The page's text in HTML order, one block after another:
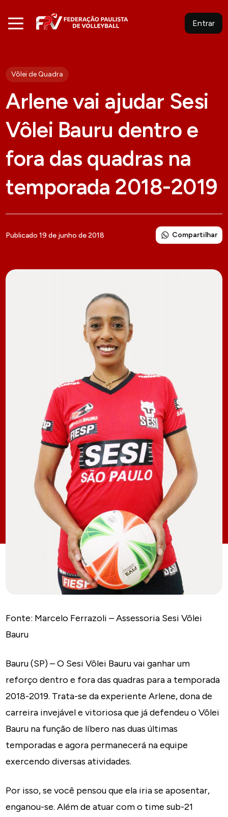
Entrar
Vôlei de Quadra
Arlene vai ajudar Sesi
Vôlei Bauru dentro e
fora das quadras na
temporada 2018-2019
Publicado 19 de junho de 2018 Compartilhar
Fonte: Marcelo Ferrazoli – Assessoria Sesi Vôlei
Bauru
Bauru (SP) – O Sesi Vôlei Bauru vai ganhar um
reforço dentro e fora das quadras para a temporada
2018-2019. Trata-se da experiente Arlene, dona de
carreira invejável e vitoriosa que já defendeu o Vôlei
Bauru na função de líbero nas duas últimas
temporadas e agora permanecerá na equipe
exercendo diversas atividades.
Por isso, se você pensou que ela iria se aposentar,
enganou-se. Além de atuar com o time sub-21